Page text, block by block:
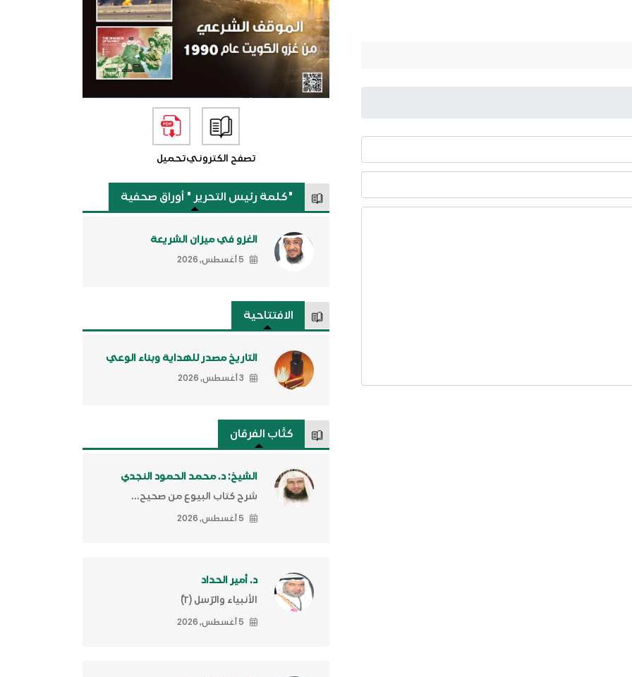
تصفح الكترونيتحميل
"كلمة رئيس التحرير " أوراق صحفية
الغزو في ميزان الشريعة
5 أغسطس, 2026
الافتتاحية
التاريخ مصدر للهداية وبناء الوعي
3 أغسطس, 2026
كتَّاب الفرقان
الشيخ: د. محمد الحمود النجدي
شرح كتاب البيوع من صحيح...
5 أغسطس, 2026
د. أمير الحداد
الأنبياء والرّسل (٢)ّ
5 أغسطس, 2026